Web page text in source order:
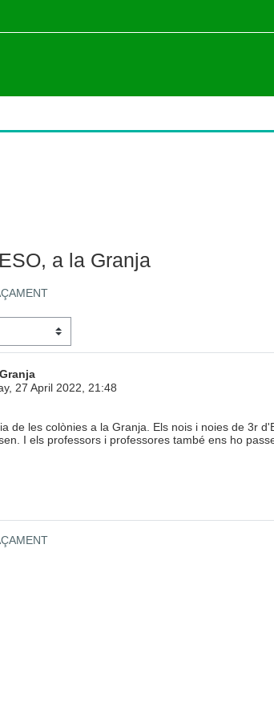
a la Granja
27 April 2022, 21:48
de les colònies a la Granja. Els nois i noies de 3r
I els professors i professores també ens ho